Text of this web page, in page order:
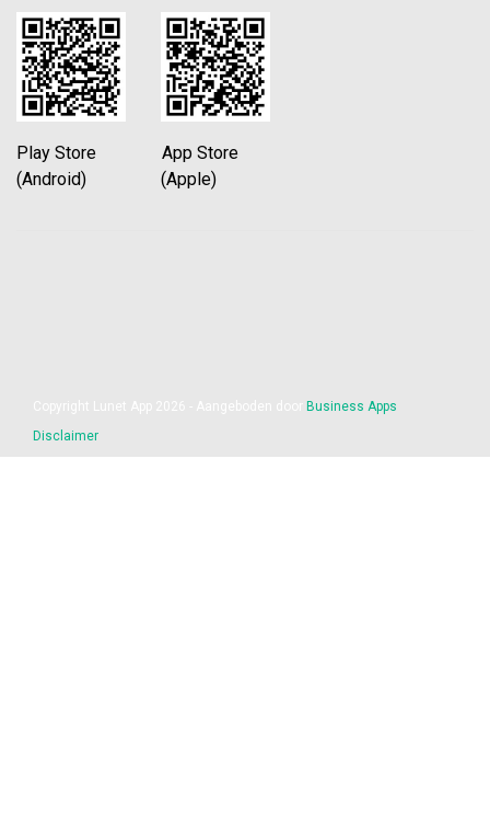
Play Store App Store
(Android) (Apple)
Business Apps
Disclaimer